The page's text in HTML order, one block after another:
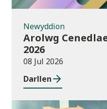
Newyddion
Arolwg
2026
08 Jul 2026
Darllen